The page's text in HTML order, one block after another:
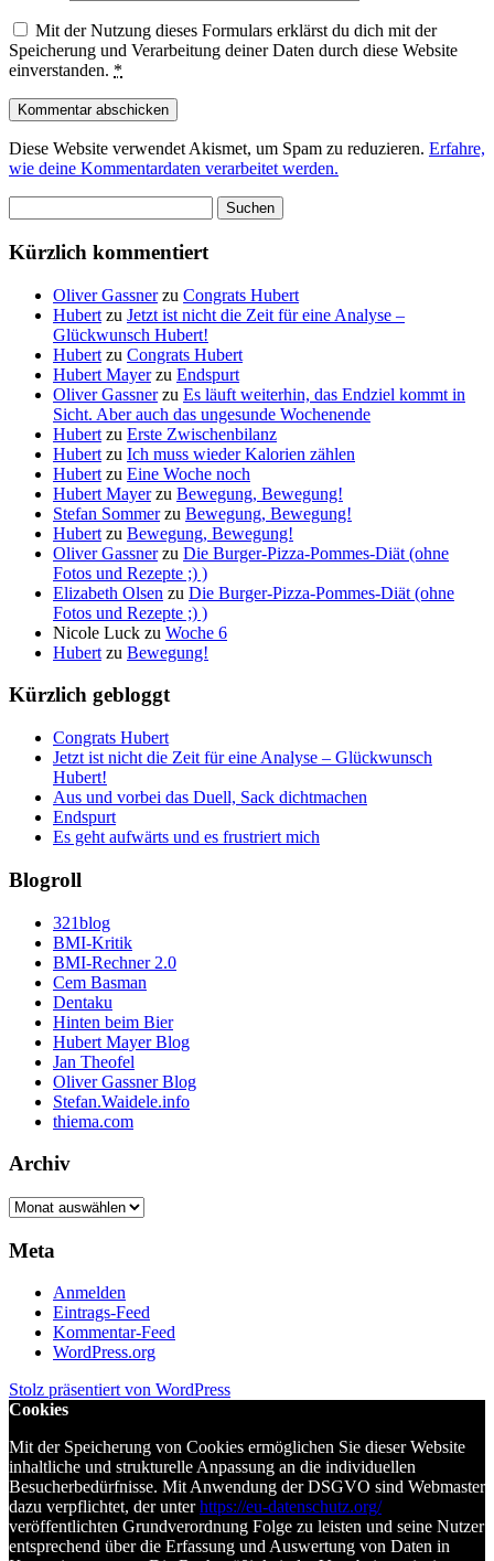
Mit der Nutzung dieses Formulars erklärst du dich mit der
Speicherung und Verarbeitung deiner Daten durch diese Website
einverstanden. *
Diese Website verwendet Akismet, um Spam zu reduzieren. Erfahre,
wie deine Kommentardaten verarbeitet werden.
nach:
Kürzlich kommentiert
Oliver Gassnerzu Congrats Hubert
Hubert zu Jetzt ist nicht die Zeit für eine Analyse –
Glückwunsch Hubert!
Hubert zu Congrats Hubert
Hubert Mayerzu Endspurt
Oliver Gassnerzu Es läuft weiterhin, das Endziel kommt in
Sicht. Aber auch das ungesunde Wochenende
Hubert zu Erste Zwischenbilanz
Hubert zu Ich muss wieder Kalorien zählen
Hubert zu Eine Woche noch
Hubert Mayerzu Bewegung, Bewegung!
Stefan Sommerzu Bewegung, Bewegung!
Hubert zu Bewegung, Bewegung!
Oliver Gassnerzu Die Burger-Pizza-Pommes-Diät (ohne
Fotos und Rezepte ;) )
Elizabeth Olsen zu Die Burger-Pizza-Pommes-Diät (ohne
Fotos und Rezepte ;) )
Nicole Luck zu Woche 6
Hubert zu Bewegung!
Kürzlich gebloggt
Congrats Hubert
Jetzt ist nicht die Zeit für eine Analyse – Glückwunsch
Hubert!
Aus und vorbei das Duell, Sack dichtmachen
Endspurt
Es geht aufwärts und es frustriert mich
Blogroll
321blog
BMI-Kritik
BMI-Rechner 2.0
Cem Basman
Dentaku
Hinten beim Bier
Hubert Mayer Blog
Jan Theofel
Oliver Gassner Blog
Stefan.Waidele.info
thiema.com
Archiv
Archiv
Meta
Anmelden
Eintrags-Feed
Kommentar-Feed
WordPress.org
Stolz präsentiert von WordPress
Cookies
Mit der Speicherung von Cookies ermöglichen Sie dieser Website
inhaltliche und strukturelle Anpassung an die individuellen
Besucherbedürfnisse. Mit Anwendung der DSGVO sind Webmaster
dazu verpflichtet, der unterhttps://eu-datenschutz.org/
veröffentlichten Grundverordnung Folge zu leisten und seine Nutzer
entsprechend über die Erfassung und Auswertung von Daten in